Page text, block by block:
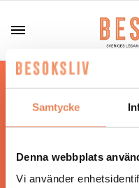
Samtycke
Denna webbplats
Vi använder
Hos oss läser du
nyheter och
Besöksliv i sin